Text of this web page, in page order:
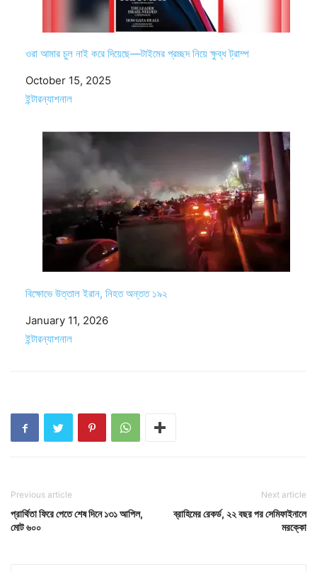
ওরা আমার চুল নাই করে দিয়েছে—টাইমের প্রচ্ছদ নিয়ে ক্ষুব্ধ ট্রাম্প
Date
October 15, 2025
In relation to
ইন্টারন্যাশনাল
বিক্ষোভে উত্তাল ইরান, নিহত অন্তত ১৯২
Date
January 11, 2026
In relation to
ইন্টারন্যাশনাল
Previous article
প্রার্থিতা ফিরে পেতে শেষ দিনে ১৩১ আপিল,
মোট ৬০০
Next article
ব্রাহিমের রেকর্ড, ২২ বছর পর সেমিফাইনালে
মরক্কো